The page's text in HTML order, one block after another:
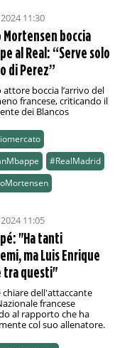
11:30
Mortensen boccia
al Real: “Serve solo
di Perez”
boccia l’arrivo del
francese, criticando il
dei Blancos
#RealMadrid
11:05
"Ha tanti
ma Luis Enrique
tra questi"
chiare dell'attaccante
francese
al rapporto che ha
col suo allenatore.